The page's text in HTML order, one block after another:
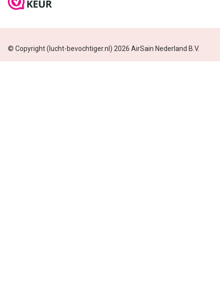
© Copyright (lucht-bevochtiger.nl) 2026 AirSain Nederland B.V.